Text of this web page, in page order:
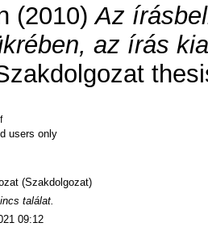
(2010)Az
az írás
users only
(Szakdolgozat)
találat.
09:12